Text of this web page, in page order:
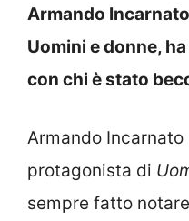
Armando
Uomini e donne,
con chi è stato
Armando
protagonista di
sempre fatto